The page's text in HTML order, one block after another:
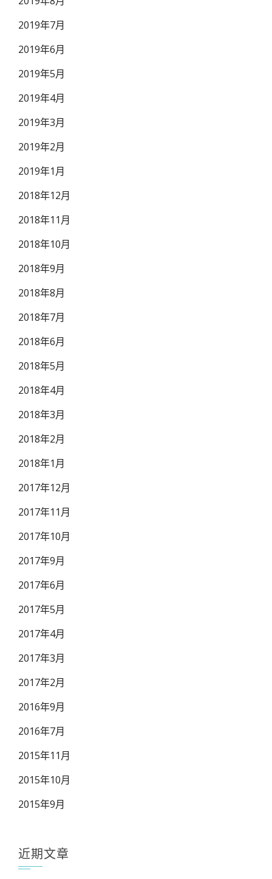
2019年7月
2019年6月
2019年5月
2019年4月
2019年3月
2019年2月
2019年1月
2018年12月
2018年11月
2018年10月
2018年9月
2018年8月
2018年7月
2018年6月
2018年5月
2018年4月
2018年3月
2018年2月
2018年1月
2017年12月
2017年11月
2017年10月
2017年9月
2017年6月
2017年5月
2017年4月
2017年3月
2017年2月
2016年9月
2016年7月
2015年11月
2015年10月
2015年9月
近期文章